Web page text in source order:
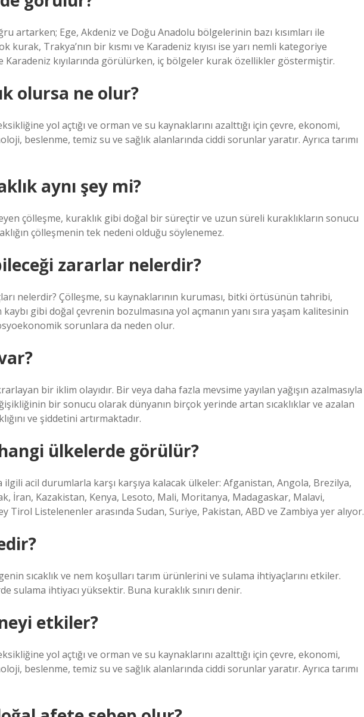
artarken; Ege, Akdeniz ve Doğu Anadolu bölgelerinin bazı kısımları ile
kurak, Trakya’nın bir kısmı ve Karadeniz kıyısı ise yarı nemli kategoriye
Karadeniz kıyılarında görülürken, iç bölgeler kurak özellikler göstermiştir.
olursa ne olur?
yol açtığı ve orman ve su kaynaklarını azalttığı için çevre, ekonomi,
beslenme, temiz su ve sağlık alanlarında ciddi sorunlar yaratır. Ayrıca tarımı
aynı şey mi?
çölleşme, kuraklık gibi doğal bir süreçtir ve uzun süreli kuraklıkların sonucu
çölleşmenin tek nedeni olduğu söylenemez.
zararlar nelerdir?
nelerdir? Çölleşme, su kaynaklarının kuruması, bitki örtüsünün tahribi,
gibi doğal çevrenin bozulmasına yol açmanın yanı sıra yaşam kalitesinin
sorunlara da neden olur.
bir iklim olayıdır. Bir veya daha fazla mevsime yayılan yağışın azalmasıyla
bir sonucu olarak dünyanın birçok yerinde artan sıcaklıklar ve azalan
ve şiddetini artırmaktadır.
ülkelerde görülür?
ilgili acil durumlarla karşı karşıya kalacak ülkeler: Afganistan, Angola, Brezilya,
İran, Kazakistan, Kenya, Lesoto, Mali, Moritanya, Madagaskar, Malavi,
Tirol Listelenenler arasında Sudan, Suriye, Pakistan, ABD ve Zambiya yer alıyor.
sıcaklık ve nem koşulları tarım ürünlerini ve sulama ihtiyaçlarını etkiler.
sulama ihtiyacı yüksektir. Buna kuraklık sınırı denir.
etkiler?
yol açtığı ve orman ve su kaynaklarını azalttığı için çevre, ekonomi,
beslenme, temiz su ve sağlık alanlarında ciddi sorunlar yaratır. Ayrıca tarımı